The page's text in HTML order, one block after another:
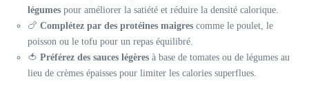
légumes pour améliorer la satiété et réduire la densité calorique.
🍗 Complétez par des protéines maigres comme le poulet, le
poisson ou le tofu pour un repas équilibré.
🍅 Préférez des sauces légères à base de tomates ou de légumes au
lieu de crèmes épaisses pour limiter les calories superflues.